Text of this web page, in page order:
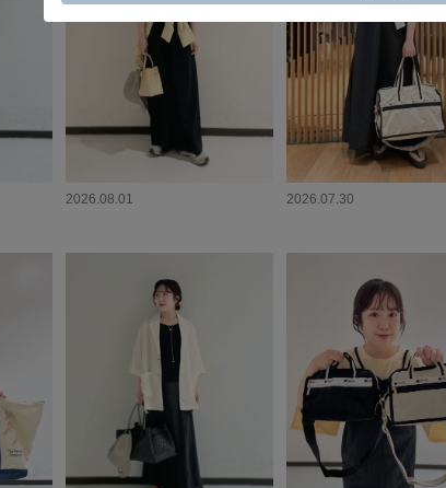
2026.08.01 2026.07.30